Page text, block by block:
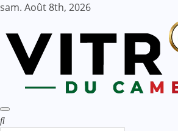
Skip
content
sam. Août 8th, 2026